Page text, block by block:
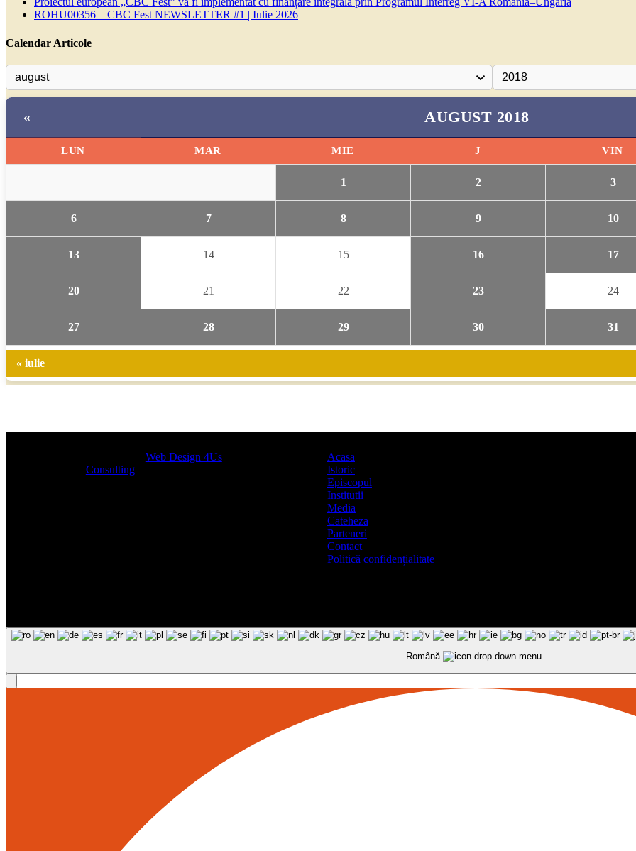
ROHU00356 – CBC Fest NEWSLETTER #1 | Iulie 2026
Calendar Articole
« AUGUST 2018
LUN MAR MIE J VIN
1 2 3
6 7 8 9 10
13 14 15 16 17
20 21 22 23 24
27 28 29 30 31
« iulie
Web Design 4Us
Consulting|
Acasa
Istoric
Episcopul
Institutii
Media
Cateheza
Parteneri
Contact
Politică confidențialitate
Română